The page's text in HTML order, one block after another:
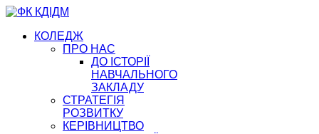
КОЛЕДЖ
ПРО НАС
ДО ІСТОРІЇ
НАВЧАЛЬНОГО
ЗАКЛАДУ
СТРАТЕГІЯ
РОЗВИТКУ
КЕРІВНИЦТВО